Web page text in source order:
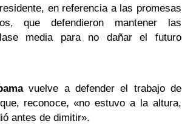
en referencia a las promesas
que defendieron mantener las
media para no dañar el futuro
vuelve a defender el trabajo de
reconoce, «no estuvo a la altura,
antes de dimitir».